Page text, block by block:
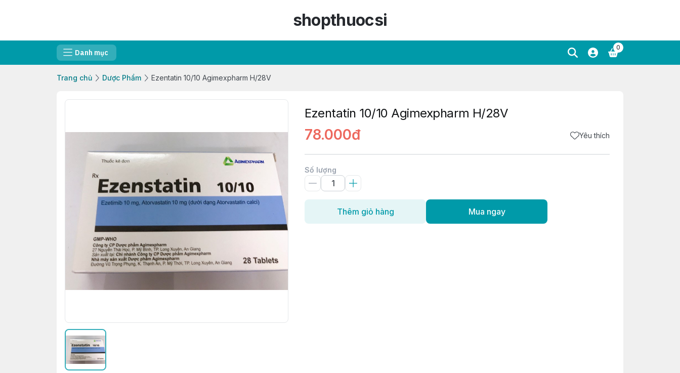
shopthuocsi
Danh mục
0
Trang chủ Dược Phẩm Ezentatin 10/10 Agimexpharm H/28V
Ezentatin 10/10 Agimexpharm H/28V
78.000đ Yêu thích
Số lượng
Thêm giỏ hàng Mua ngay